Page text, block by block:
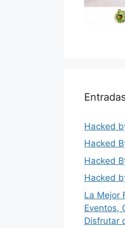
Hacked
Hacked
Hacked
Hacked
La Mejor
Eventos,
Disfrutar